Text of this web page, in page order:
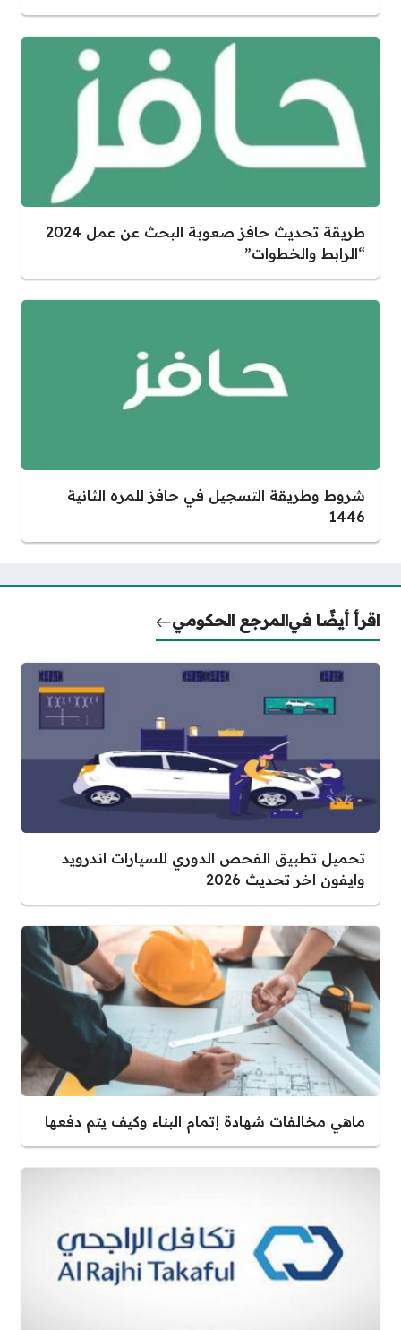
طريقة تحديث حافز صعوبة البحث عن عمل 2024
“الرابط والخطوات”
شروط وطريقة التسجيل في حافز للمره الثانية
1446
اقرأ أيضًا فيالمرجع الحكومي
تحميل تطبيق الفحص الدوري للسيارات اندرويد
وايفون اخر تحديث 2026
ماهي مخالفات شهادة إتمام البناء وكيف يتم دفعها